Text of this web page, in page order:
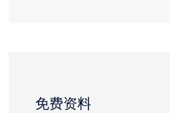
免费资料